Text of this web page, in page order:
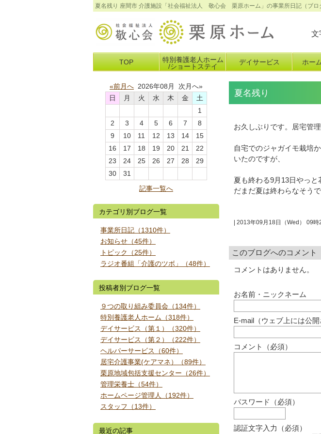
夏名残り 座間市 介護施設「社会福祉法人 敬心会 栗原ホーム」の事業所日記（ブロ
文
TOP
特別養護老人ホーム
/ショートステイ
デイサービス ホー
夏名残り
お久しぶりです。居宅管理
自宅でのジャガイモ栽培
いたのですが、
夏も終わる9月13日やっと
だまだ夏は終わらなそうで
| 2013年09月18日（Wed） 09時
このブログへのコメント
コメントはありません。
お名前・ニックネーム
E-mail（ウェブ上には公開
コメント（必須）
パスワード（必須）
認証文字入力（必須）
«前月へ 2026年08月 次月へ»
日
月 火 水 木 金
土
1
2
3 4 5 6 7
8
9
10 11 12 13 14
15
16
17 18 19 20 21
22
23
24 25 26 27 28
29
30
31
記事一覧へ
カテゴリ別ブログ一覧
事業所日記（1310件）
お知らせ（45件）
トピック（25件）
ラジオ番組「介護のツボ」（48件）
投稿者別ブログ一覧
９つの取り組み委員会（134件）
特別養護老人ホーム（318件）
デイサービス（第１）（320件）
デイサービス（第２）（222件）
ヘルパーサービス（60件）
居宅介護事業(ケアマネ）（89件）
栗原地域包括支援センター（26件）
管理栄養士（54件）
ホームページ管理人（192件）
スタッフ（13件）
最近の記事